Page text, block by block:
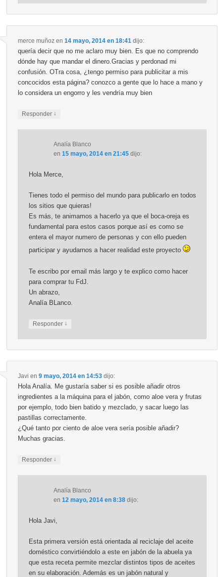
merce muñozen 14 mayo, 2014 en 18:41 dijo:
quería decir que no me aclaro muy bien. Es que no comprendo
dónde hay que mandar el dinero.Gracias y perdonad mi
confusión. OTra cosa, ¿tengo permiso para publicitar a mis
concocidos esta página? conozco a gente que lo hace a mano y
lo considera un engorro y les vendría muy bien
Responder ↓
Analía Blanco
en 15 mayo, 2014 en 21:45 dijo:
Hola Merce,
Tienes todo el permiso del mundo para publicarlo en todos
los sitios que quieras!
Es más, te animamos a hacerlo ya que el boca-oreja es
fundamental para estos casos porque así es como se
entera el mayor numero de personas y con ello pueden
participar y ayudarnos a hacer realidad este proyecto
Te escribo por email más largo y te explico como hacer
para comprar tu FdJ.
Un abrazo,
Analía BLanco.
Responder ↓
Javi en 9 mayo, 2014 en 14:53 dijo:
Hola Analía. Me gustaría saber si es posible añadir otros
ingredientes a la máquina para el jabón, como aloe vera y frutas
por ejemplo, todo bien batido y mezclado, y sacar luego las
pastillas correctamente.
¿Qué tanto por ciento de aloe vera sería posible añadir?
Muchas gracias.
Responder ↓
Analía Blanco
en 12 mayo, 2014 en 8:38 dijo:
Hola Javi,
Esta primera versión está orientada al reciclaje del aceite
doméstico convirtiéndolo a este en jabón de la abuela ya
que esta receta permite mezclar distintos tipos de aceites
en su elaboración. Además es un jabón natural y